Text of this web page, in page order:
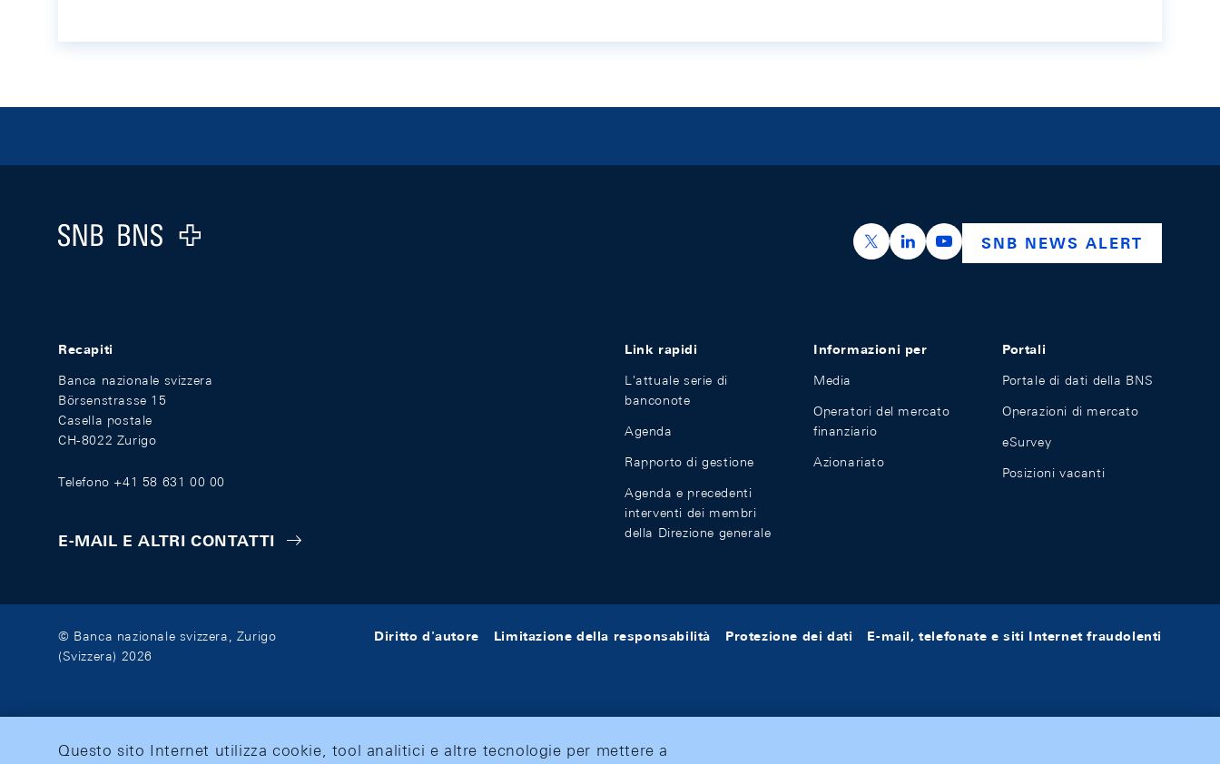
Logo
https://x.com/snb_bns
https://ch.linkedin.com/company/swiss-
https://www.youtube.com/
SNB NEWS ALERT
Recapiti
Banca nazionale svizzera
Börsenstrasse 15
Casella postale
CH-8022 Zurigo
Telefono +41 58 631 00 00
E-MAIL E ALTRI CONTATTI
Link rapidi
L'attuale serie di
banconote
Agenda
Rapporto di gestione
Agenda e precedenti
interventi dei membri
della Direzione generale
Informazioni per
Media
Operatori del mercato
finanziario
Azionariato
Portali
Portale di dati della BNS
Operazioni di mercato
eSurvey
Posizioni vacanti
© Banca nazionale svizzera, Zurigo
(Svizzera) 2026
Diritto d'autore Limitazione della responsabilità Protezione dei dati E-mail, telefonate e siti Internet fraudolenti
Questo sito Internet utilizza cookie, tool analitici e altre tecnologie per mettere a